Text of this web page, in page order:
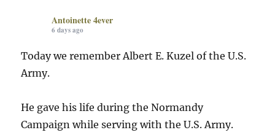
Antoinette 4ever
6 days ago
Today we remember Albert E. Kuzel of the U.S.
Army.
He gave his life during the Normandy
Campaign while serving with the U.S. Army.